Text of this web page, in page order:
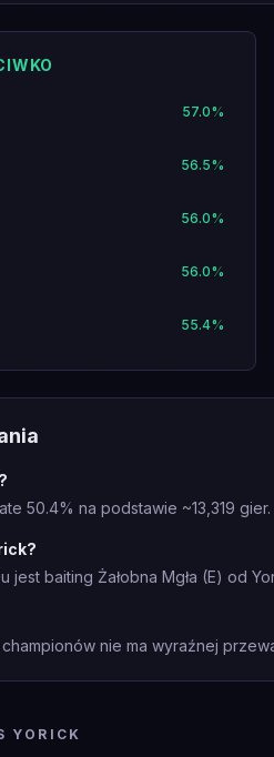
57.0%
56.5%
56.0%
56.0%
55.4%
50.4% na podstawie ~13,319
jest baiting Żałobna Mgła (E) od
nie ma wyraźnej
YORICK